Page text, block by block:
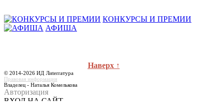
КОНКУРСЫ И ПРЕМИИ
АФИША
Наверх ↑
© 2014-2026 ИД Лиterraтура
Правовая информация
Владелец - Наталья Комелькова
Авторизация
ВХОД НА САЙТ